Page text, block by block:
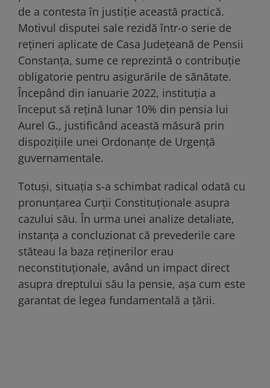
de a contesta în justiție această practică.
Motivul disputei sale rezidă într-o serie de
rețineri aplicate de Casa Județeană de Pensii
Constanța, sume ce reprezintă o contribuție
obligatorie pentru asigurările de sănătate.
Începând din ianuarie 2022, instituția a
început să rețină lunar 10% din pensia lui
Aurel G., justificând această măsură prin
dispozițiile unei Ordonanțe de Urgență
guvernamentale.
Totuși, situația s-a schimbat radical odată cu
pronunțarea Curții Constituționale asupra
cazului său. În urma unei analize detaliate,
instanța a concluzionat că prevederile care
stăteau la baza reținerilor erau
neconstituționale, având un impact direct
asupra dreptului său la pensie, așa cum este
garantat de legea fundamentală a țării.